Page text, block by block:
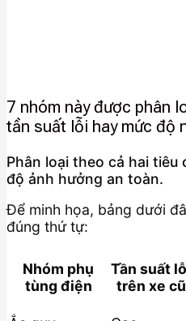
7 nhóm này được phân
tần suất lỗi hay mức độ
Phân loại theo cả hai tiêu
độ ảnh hưởng an toàn.
Để minh họa, bảng dưới
đúng thứ tự:
Nhóm phụ
tùng điện
Tần suất
trên xe cũ